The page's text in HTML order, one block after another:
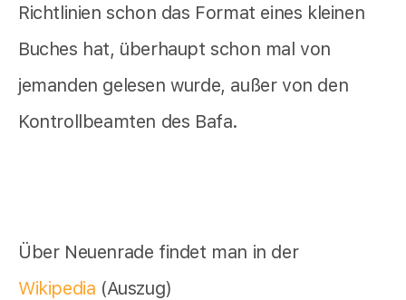
Richtlinien schon das Format eines kleinen
Buches hat, überhaupt schon mal von
jemanden gelesen wurde, außer von den
Kontrollbeamten des Bafa.
Über Neuenrade findet man in der
Wikipedia (Auszug)